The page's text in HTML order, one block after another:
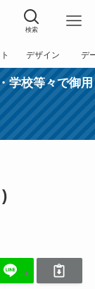
検索
デザイン
依頼
デ
入
学校等々で御用